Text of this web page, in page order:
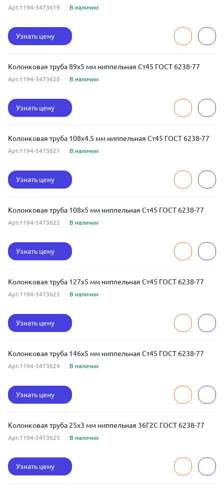
Арт.1194-5473619 В наличии
Узнать цену
Колонковая труба 89x5 мм ниппельная Ст45 ГОСТ 6238-77
Арт.1194-5473620 В наличии
Узнать цену
Колонковая труба 108x4.5 мм ниппельная Ст45 ГОСТ 6238-77
Арт.1194-5473621 В наличии
Узнать цену
Колонковая труба 108x5 мм ниппельная Ст45 ГОСТ 6238-77
Арт.1194-5473622 В наличии
Узнать цену
Колонковая труба 127x5 мм ниппельная Ст45 ГОСТ 6238-77
Арт.1194-5473623 В наличии
Узнать цену
Колонковая труба 146x5 мм ниппельная Ст45 ГОСТ 6238-77
Арт.1194-5473624 В наличии
Узнать цену
Колонковая труба 25x3 мм ниппельная 36Г2С ГОСТ 6238-77
Арт.1194-5473625 В наличии
Узнать цену